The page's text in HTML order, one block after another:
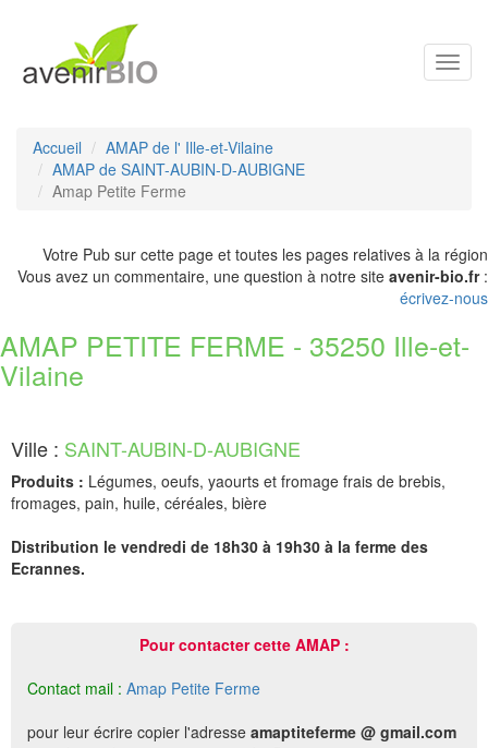
Accueil
AMAP de l' Ille-et-Vilaine
AMAP de SAINT-AUBIN-D-AUBIGNE
Amap Petite Ferme
Votre Pub sur cette page et toutes les pages relatives à la région
Vous avez un commentaire, une question à notre site avenir-bio.fr:
écrivez-nous
AMAP PETITE FERME - 35250 Ille-et-
Vilaine
Ville : SAINT-AUBIN-D-AUBIGNE
Produits : Légumes, oeufs, yaourts et fromage frais de brebis,
fromages, pain, huile, céréales, bière
Distribution le vendredi de 18h30 à 19h30 à la ferme des
Ecrannes.
Pour contacter cette AMAP :
Contact mail : Amap Petite Ferme
pour leur écrire copier l'adresse amaptiteferme @ gmail.com